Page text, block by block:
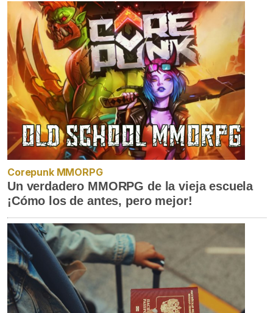
Corepunk MMORPG
Un verdadero MMORPG de la vieja escuela
¡Cómo los de antes, pero mejor!